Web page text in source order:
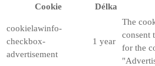
Cookie
Délka
cookielawinfo-
checkbox-
advertisement
1 year
The
consent
for the